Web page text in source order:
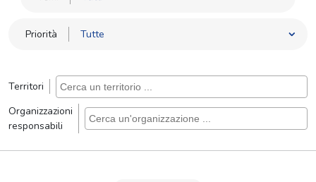
Priorità
Territori
Organizzazioni
responsabili